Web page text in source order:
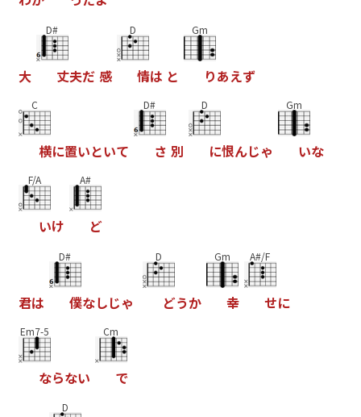
大
D#
丈夫だ 感
D
情は と
Gm
りあえず
C
横に置いといて
D#
さ 別
D
に恨んじゃ
Gm
いな
F/A
いけ
A#
ど
君は
D#
僕なしじゃ
D
どうか
Gm
幸
A#/F
せに
Em7-5
ならない
Cm
で
D